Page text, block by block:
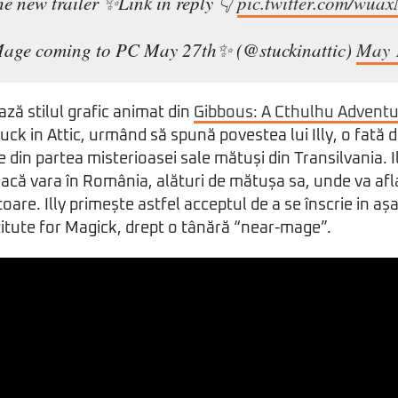
coming to PC May 27th✨ (@stuckinattic) May
stilul grafic animat din Gibbous: A Cthulhu
in Attic, urmând să spună povestea lui Illy, o fată
din partea misterioasei sale mătuși din Transilvania.
vara în România, alături de mătușa sa, unde va
Illy primește astfel acceptul de a se înscrie in
for Magick, drept o tânără “near-mage”.